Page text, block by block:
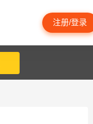
注册/登录